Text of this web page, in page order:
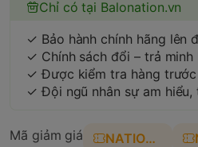
Chỉ có tại Balonation.vn
✓ Bảo hành chính hãng lên
✓ Chính sách đổi – trả minh
✓ Được kiểm tra hàng
✓ Đội ngũ nhân sự am hiểu,
Mã giảm giá NATION4